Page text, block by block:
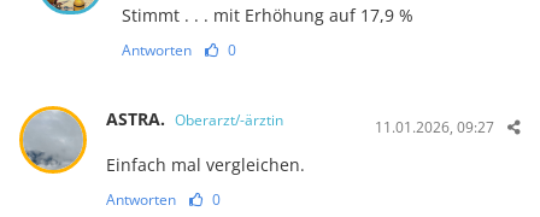
Stimmt . . . mit Erhöhung auf 17,9 %
Antworten 0
ASTRA. Oberarzt/-ärztin 11.01.2026, 09:27
Einfach mal vergleichen.
Antworten 0